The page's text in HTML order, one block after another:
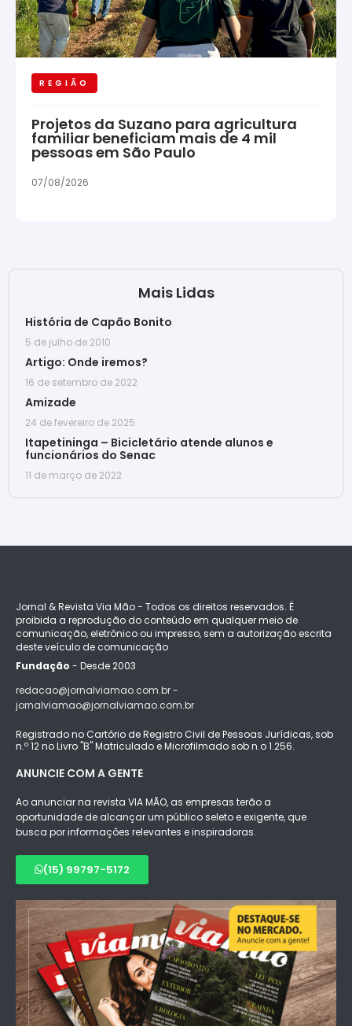
REGIÃO
Projetos da Suzano para agricultura
familiar beneficiam mais de 4 mil
pessoas em São Paulo
07/08/2026
Mais Lidas
História de Capão Bonito
5 de julho de 2010
Artigo: Onde iremos?
16 de setembro de 2022
Amizade
24 de fevereiro de 2025
Itapetininga – Bicicletário atende alunos e
funcionários do Senac
11 de março de 2022
Jornal & Revista Via Mão - Todos os direitos reservados. É
proibida a reprodução do conteúdo em qualquer meio de
comunicação, eletrônico ou impresso, sem a autorização escrita
deste veículo de comunicação
Fundação - Desde 2003
redacao@jornalviamao.com.br -
jornalviamao@jornalviamao.com.br
Registrado no Cartório de Registro Civil de Pessoas Jurídicas, sob
n.º 12 no Livro "B" Matriculado e Microfilmado sob n.o 1.256.
ANUNCIE COM A GENTE
Ao anunciar na revista VIA MÃO, as empresas terão a
oportunidade de alcançar um público seleto e exigente, que
busca por informações relevantes e inspiradoras.
(15) 99797-5172